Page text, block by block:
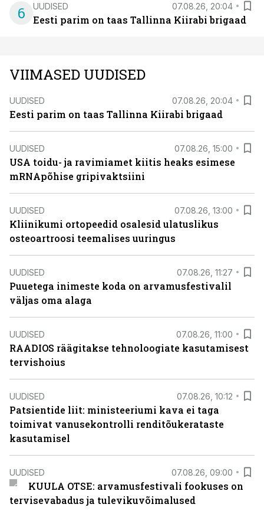
6 UUDISED 07.08.26, 20:04
Eesti parim on taas Tallinna Kiirabi brigaad
VIIMASED UUDISED
UUDISED 07.08.26, 20:04
Eesti parim on taas Tallinna Kiirabi brigaad
UUDISED 07.08.26, 15:00
USA toidu- ja ravimiamet kiitis heaks esimese
mRNApõhise gripivaktsiini
UUDISED 07.08.26, 13:00
Kliinikumi ortopeedid osalesid ulatuslikus
osteoartroosi teemalises uuringus
UUDISED 07.08.26, 11:27
Puuetega inimeste koda on arvamusfestivalil
väljas oma alaga
UUDISED 07.08.26, 11:00
RAADIOS räägitakse tehnoloogiate kasutamisest
tervishoius
UUDISED 07.08.26, 10:12
Patsientide liit: ministeeriumi kava ei taga
toimivat vanusekontrolli renditõukerataste
kasutamisel
UUDISED 07.08.26, 09:00
KUULA OTSE: arvamusfestivali fookuses on
tervisevabadus ja tulevikuvõimalused